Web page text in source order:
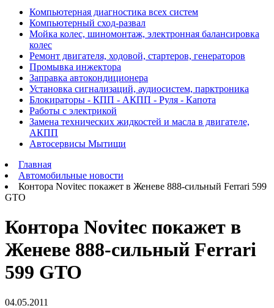
Компьютерная диагностика всех систем
Компьютерный сход-развал
Мойка колес, шиномонтаж, электронная балансировка
колес
Ремонт двигателя, ходовой, стартеров, генераторов
Промывка инжектора
Заправка автокондиционера
Установка сигнализаций, аудиосистем, парктроника
Блокираторы - КПП - АКПП - Руля - Капота
Работы с электрикой
Замена технических жидкостей и масла в двигателе,
АКПП
Автосервисы Мытищи
Главная
Автомобильные новости
Контора Novitec покажет в Женеве 888-сильный Ferrari 599
GTO
Контора Novitec покажет в
Женеве 888-сильный Ferrari
599 GTO
04.05.2011